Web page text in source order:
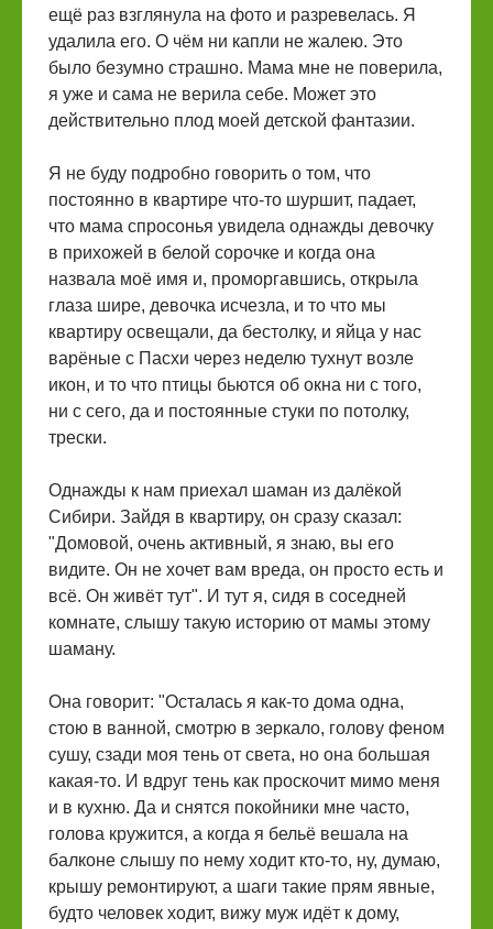
ещё раз взглянула на фото и разревелась. Я
удалила его. О чём ни капли не жалею. Это
было безумно страшно. Мама мне не поверила,
я уже и сама не верила себе. Может это
действительно плод моей детской фантазии.
Я не буду подробно говорить о том, что
постоянно в квартире что-то шуршит, падает,
что мама спросонья увидела однажды девочку
в прихожей в белой сорочке и когда она
назвала моё имя и, проморгавшись, открыла
глаза шире, девочка исчезла, и то что мы
квартиру освещали, да бестолку, и яйца у нас
варёные с Пасхи через неделю тухнут возле
икон, и то что птицы бьются об окна ни с того,
ни с сего, да и постоянные стуки по потолку,
трески.
Однажды к нам приехал шаман из далёкой
Сибири. Зайдя в квартиру, он сразу сказал:
"Домовой, очень активный, я знаю, вы его
видите. Он не хочет вам вреда, он просто есть и
всё. Он живёт тут". И тут я, сидя в соседней
комнате, слышу такую историю от мамы этому
шаману.
Она говорит: "Осталась я как-то дома одна,
стою в ванной, смотрю в зеркало, голову феном
сушу, сзади моя тень от света, но она большая
какая-то. И вдруг тень как проскочит мимо меня
и в кухню. Да и снятся покойники мне часто,
голова кружится, а когда я бельё вешала на
балконе слышу по нему ходит кто-то, ну, думаю,
крышу ремонтируют, а шаги такие прям явные,
будто человек ходит, вижу муж идёт к дому,